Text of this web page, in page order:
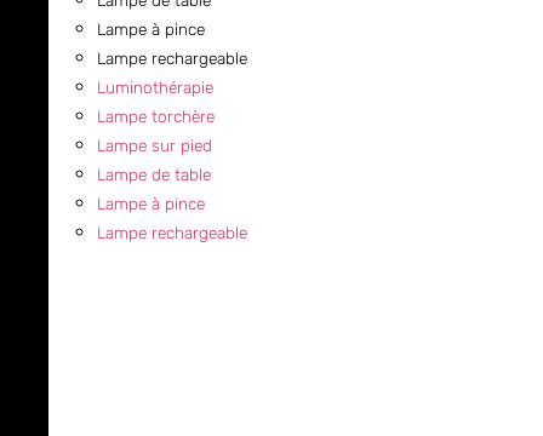
Lampe à pince
Lampe rechargeable
Luminothérapie
Lampe torchère
Lampe sur pied
Lampe de table
Lampe à pince
Lampe rechargeable